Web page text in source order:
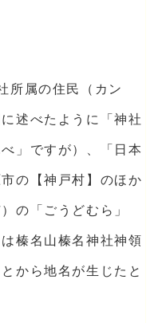
所属の住民（カン
述べたように「神社
」ですが）、「日本
の【神戸村】のほか
の「ごうどむら」
榛名山榛名神社神領
から地名が生じたと